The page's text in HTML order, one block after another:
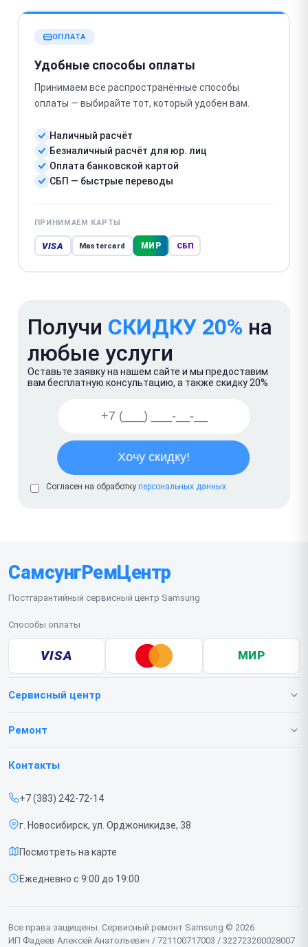
ОПЛАТА
Удобные способы оплаты
Принимаем все распространённые способы
оплаты — выбирайте тот, который удобен вам.
Наличный расчёт
Безналичный расчёт для юр. лиц
Оплата банковской картой
СБП — быстрые переводы
ПРИНИМАЕМ КАРТЫ
VISA Mastercard МИР СБП
Получи СКИДКУ 20% на
любые услуги
Оставьте заявку на нашем сайте и мы предоставим
вам бесплатную консультацию, а также скидку 20%
Согласен на обработку персональных данных
СамсунгРемЦентр
Постгарантийный сервисный центр Samsung
Способы оплаты
VISA МИР
Сервисный центр
О нашем сервисе
Срочный ремонт
Доставка и способы оплаты
Диагностика
Контакты
Ремонт
Телефонов
Контакты
+7 (383) 242-72-14
г. Новосибирск, ул. Орджоникидзе, 38
Посмотреть на карте
Ежедневно с 9:00 до 19:00
Все права защищены. Сервисный ремонт Samsung © 2026
ИП Фадеев Алексей Анатольевич / 721100717003 / 322723200028007